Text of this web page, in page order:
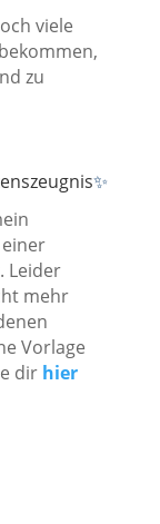
viele
zu
✨
Leider
mehr
Vorlage
dir hier